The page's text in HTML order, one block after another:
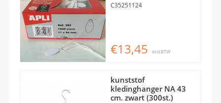
C35251124
€13,45 excl.BTW
kunststof
kledinghanger NA 43
cm. zwart (300st.)